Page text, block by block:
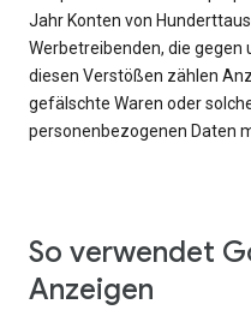
Jahr Konten von
Werbetreibenden, die gegen
diesen Verstößen zählen
gefälschte Waren oder
personenbezogenen Daten
So verwendet
Anzeigen